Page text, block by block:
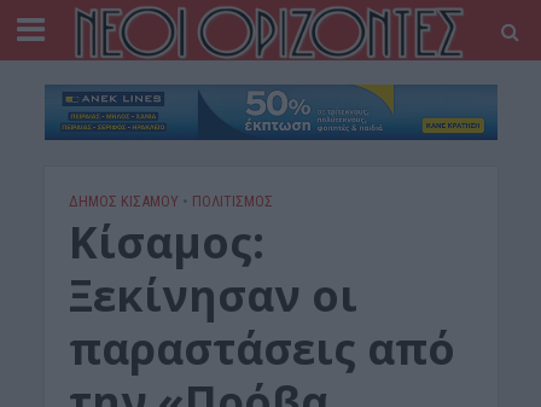
ΔΉΜΟΣ ΚΙΣΆΜΟΥ • ΠΟΛΙΤΙΣΜΟΣ
Κίσαμος:
Ξεκίνησαν οι
παραστάσεις από